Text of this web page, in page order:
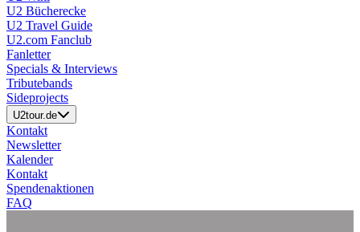
U2 Bücherecke
U2 Travel Guide
U2.com Fanclub
Fanletter
Specials & Interviews
Tributebands
Sideprojects
U2tour.de
Kontakt
Newsletter
Kalender
Kontakt
Spendenaktionen
FAQ